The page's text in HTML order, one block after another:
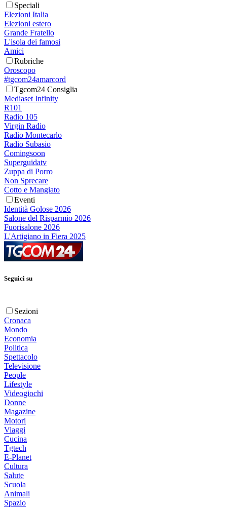
Speciali
Elezioni Italia
Elezioni estero
Grande Fratello
L'isola dei famosi
Amici
Rubriche
Oroscopo
#tgcom24amarcord
Tgcom24 Consiglia
Mediaset Infinity
R101
Radio 105
Virgin Radio
Radio Montecarlo
Radio Subasio
Comingsoon
Superguidatv
Zuppa di Porro
Non Sprecare
Cotto e Mangiato
Eventi
Identità Golose 2026
Salone del Risparmio 2026
Fuorisalone 2026
L'Artigiano in Fiera 2025
Seguici su
Sezioni
Cronaca
Mondo
Economia
Politica
Spettacolo
Televisione
People
Lifestyle
Videogiochi
Donne
Magazine
Motori
Viaggi
Cucina
Tgtech
E-Planet
Cultura
Salute
Scuola
Animali
Spazio